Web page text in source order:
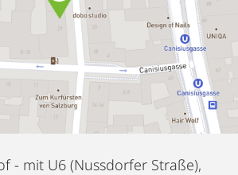
- mit U6 (Nussdorfer Straße),